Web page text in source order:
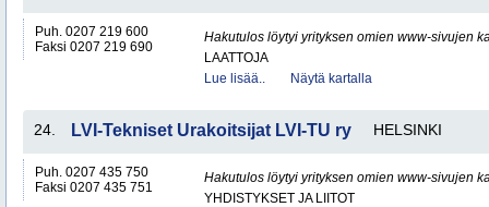
Puh. 0207 219 600
Faksi 0207 219 690
Hakutulos löytyi yrityksen omien www-sivujen
LAATTOJA
Lue lisää..
Näytä kartalla
24. LVI-Tekniset Urakoitsijat LVI-TU ry HELSINKI
Puh. 0207 435 750
Faksi 0207 435 751
Hakutulos löytyi yrityksen omien www-sivujen
YHDISTYKSET JA LIITOT